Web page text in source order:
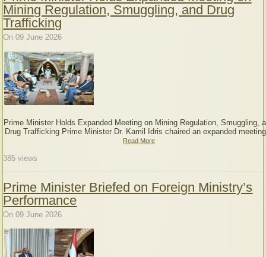
Mining Regulation, Smuggling, and Drug
Trafficking
On 09 June 2026
Prime Minister Holds Expanded Meeting on Mining Regulation, Smuggling,
Drug Trafficking Prime Minister Dr. Kamil Idris chaired an expanded
Read More
385 views
Prime Minister Briefed on Foreign Ministry’s
Performance
On 09 June 2026